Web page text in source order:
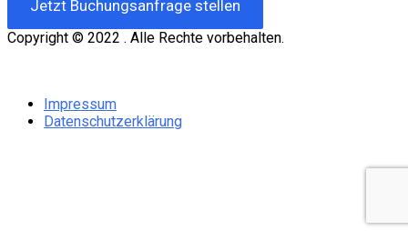
Jetzt Buchungsanfrage stellen
Impressum
Datenschutzerklärung